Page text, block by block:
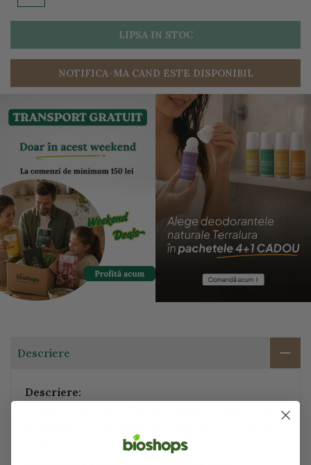
LIPSA IN STOC
NOTIFICA-MA CAND ESTE DISPONIBIL
Descriere
Descriere:
pentru a oferi micutilor o bautura sanatoasa si